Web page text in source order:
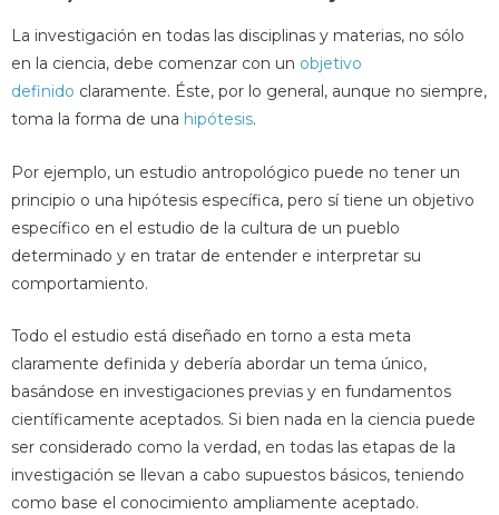
La investigación en todas las disciplinas y materias, no sólo
en la ciencia, debe comenzar con un objetivo
definido claramente. Éste, por lo general, aunque no siempre,
toma la forma de una hipótesis.
Por ejemplo, un estudio antropológico puede no tener un
principio o una hipótesis específica, pero sí tiene un objetivo
específico en el estudio de la cultura de un pueblo
determinado y en tratar de entender e interpretar su
comportamiento.
Todo el estudio está diseñado en torno a esta meta
claramente definida y debería abordar un tema único,
basándose en investigaciones previas y en fundamentos
científicamente aceptados. Si bien nada en la ciencia puede
ser considerado como la verdad, en todas las etapas de la
investigación se llevan a cabo supuestos básicos, teniendo
como base el conocimiento ampliamente aceptado.